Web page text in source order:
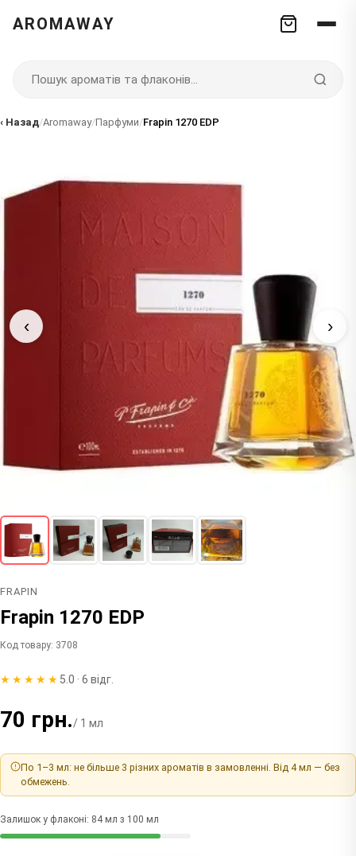
AROMAWAY
‹ Назад/Aromaway/Парфуми/Frapin 1270 EDP
‹ ›
FRAPIN
Frapin 1270 EDP
Код товару: 3708
★★★★★ 5.0 · 6 відг.
70 грн./ 1 мл
По 1–3 мл: не більше 3 різних ароматів в замовленні. Від 4 мл — без
обмежень.
Залишок у флаконі: 84 мл з 100 мл